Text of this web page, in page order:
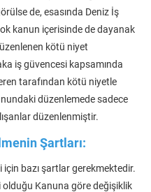
de, esasında Deniz İş
kanun içerisinde de dayanak
kötü niyet
iş güvencesi kapsamında
tarafından kötü niyetle
düzenlemede sadece
düzenlenmiştir.
Şartları:
için bazı şartlar gerekmektedir.
olduğu Kanuna göre değişiklik